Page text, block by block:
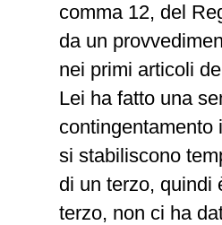
comma 12, del
da un
nei primi articoli
Lei ha fatto una
contingentamento
si stabiliscono
di un terzo, quindi
terzo, non ci ha